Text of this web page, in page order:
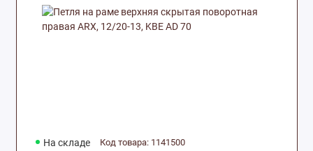
На складе Код товара: 1141500